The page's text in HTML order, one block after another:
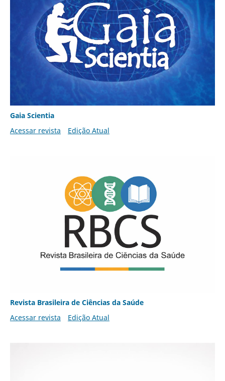
Gaia Scientia
Acessar revista
Edição Atual
Revista Brasileira de Ciências da Saúde
Acessar revista
Edição Atual